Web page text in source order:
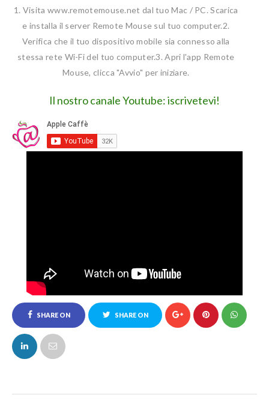
1. Visita www.remotemouse.net dal tuo Mac / PC. Scarica
e installa il server Remote Mouse sul tuo computer.2.
Verifica che il tuo dispositivo mobile sia connesso alla
stessa rete Wi-Fi del tuo computer.3. Apri l'app Remote
Mouse, clicca "Avvio" per iniziare.
Il nostro canale Youtube: iscrivetevi!
SHARE ON
FACEBOOK
SHARE ON